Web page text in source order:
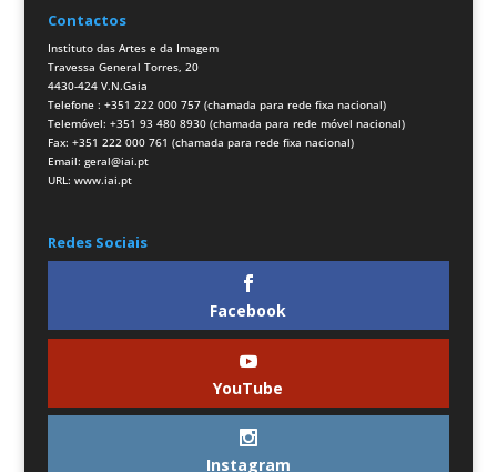
Contactos
Instituto das Artes e da Imagem
Travessa General Torres, 20
4430-424 V.N.Gaia
Telefone : +351 222 000 757 (chamada para rede fixa nacional)
Telemóvel: +351 93 480 8930 (chamada para rede móvel nacional)
Fax: +351 222 000 761 (chamada para rede fixa nacional)
Email: geral@iai.pt
URL: www.iai.pt
Redes Sociais
Facebook
YouTube
Instagram